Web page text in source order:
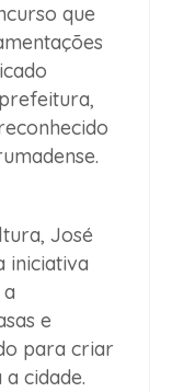
que
José
iniciativa
e
para criar
cidade.